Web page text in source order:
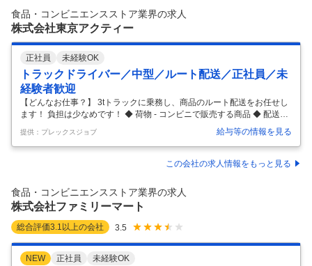
食品・コンビニエンスストア業界の求人
株式会社東京アクティー
正社員 未経験OK
トラックドライバー／中型／ルート配送／正社員／未
経験者歓迎
【どんなお仕事？】 3tトラックに乗務し、商品のルート配送をお任せし
ます！ 負担は少なめです！ ◆ 荷物 - コンビニで販売する商品 ◆ 配送先
- 千葉県・東京都内のコンビニ店舗 ◆ 配送件数 - 1日約15店舗 ◆ 車種・
サイズ - 準中型 - 3tトラックに乗務いただきます。 ◆ 詳細 - 市川営業所
での募集です。 - 食品を取り扱う物流センターにて、ルート配送を担当
いただきます。 - 当社で活躍しているドライバーの多数が未経験スター
ループ企業です。 - グループで19都府県50拠点以上あり、安定した経営
基盤で長く働けま…
提供：プレックスジョブ 給与等の情報を見る
この会社の求人情報をもっと見る
食品・コンビニエンスストア業界の求人
株式会社ファミリーマート
総合評価3.1 以上の会社 3.5
NEW 正社員 未経験OK